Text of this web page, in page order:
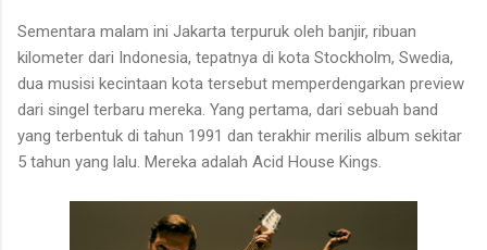
Sementara malam ini Jakarta terpuruk oleh banjir, ribuan
kilometer dari Indonesia, tepatnya di kota Stockholm, Swedia,
dua musisi kecintaan kota tersebut memperdengarkan preview
dari singel terbaru mereka. Yang pertama, dari sebuah band
yang terbentuk di tahun 1991 dan terakhir merilis album sekitar
5 tahun yang lalu. Mereka adalah Acid House Kings.